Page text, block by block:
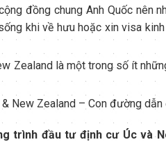
đồng chung Anh Quốc nên
khi về hưu hoặc xin visa
Zealand là một trong số ít
New Zealand – Con đường
trình đầu tư định cư Úc và